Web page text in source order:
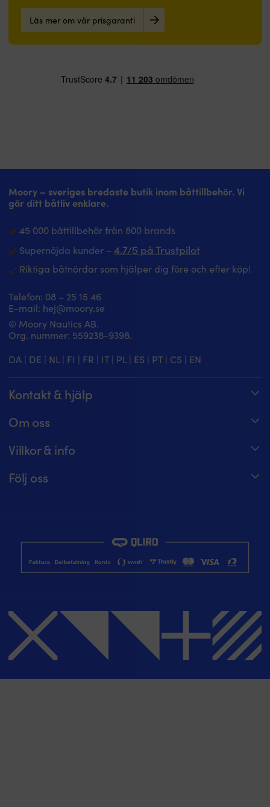
Läs mer om vår prisgaranti
Moory – sveriges bredaste butik inom båttillbehör. Vi
gör ditt båtliv enklare.
45 000 båttillbehör från 800 brands
Supernöjda kunder – 4.7/5 på Trustpilot
Riktiga båtnördar som hjälper dig före och efter köp!
Telefon: 08 – 25 15 46
E-mail: hej@moory.se
© Moory Nautics AB.
Org. nummer: 5‍59238-9398.
DA | DE | NL | FI | FR | IT| PL | ES | PT| CS | EN
Kontakt & hjälp
08 – 25 15 46 – telefontider alla dagar 8 – 20
Maila oss på hej@moory.se
Om oss
För båtklubbsmedlemmar
Villkor & info
Fraktvillkor
Följ oss
Youtube